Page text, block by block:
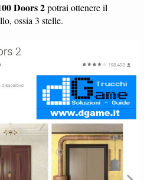
Doors 2potrai ottenere il
ossia 3 stelle.